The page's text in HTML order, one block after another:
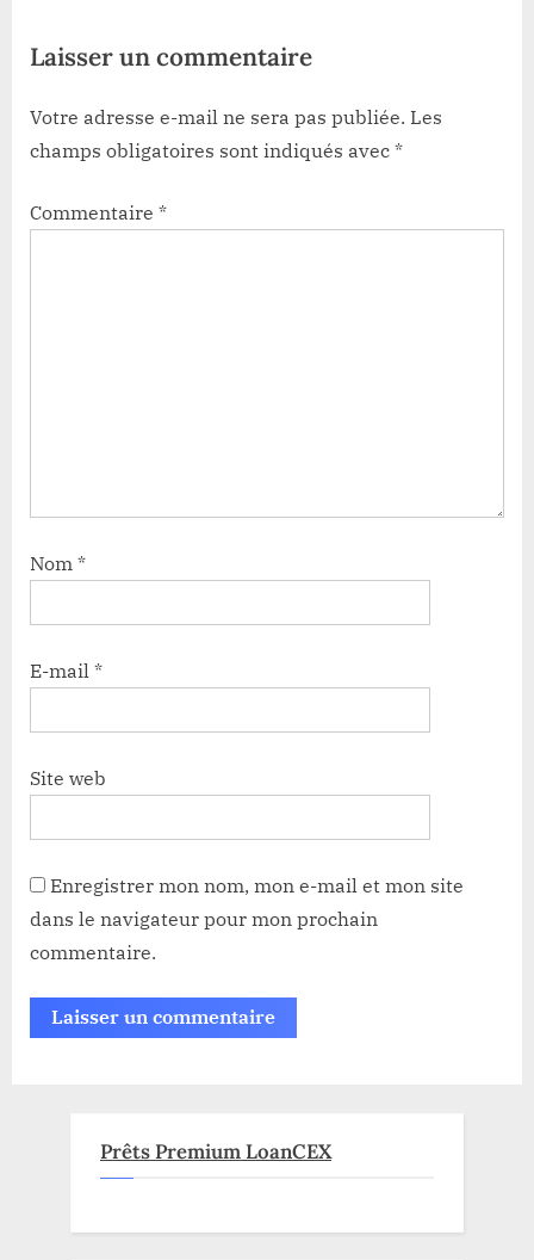
:
Laisser un commentaire
Votre adresse e-mail ne sera pas publiée. Les
champs obligatoires sont indiqués avec *
Commentaire *
Nom *
E-mail *
Site web
Enregistrer mon nom, mon e-mail et mon site
dans le navigateur pour mon prochain
commentaire.
Prêts Premium LoanCEX